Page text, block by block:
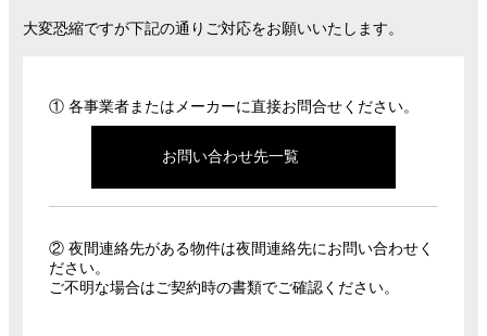
大変恐縮ですが下記の通りご対応をお願いいたします。
① 各事業者またはメーカーに直接お問合せください。
お問い合わせ先一覧
② 夜間連絡先がある物件は夜間連絡先にお問い合わせく
ださい。
ご不明な場合はご契約時の書類でご確認ください。